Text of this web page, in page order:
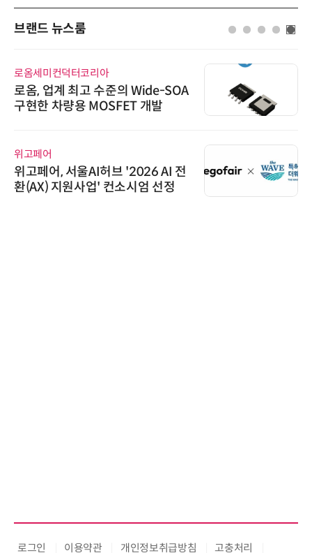
브랜드 뉴스룸
로옴세미컨덕터코리아
로옴, 업계 최고 수준의 Wide-SOA
구현한 차량용 MOSFET 개발
위고페어
위고페어, 서울AI허브 '2026 AI 전
환(AX) 지원사업' 컨소시엄 선정
로그인 이용약관 개인정보취급방침 고충처리